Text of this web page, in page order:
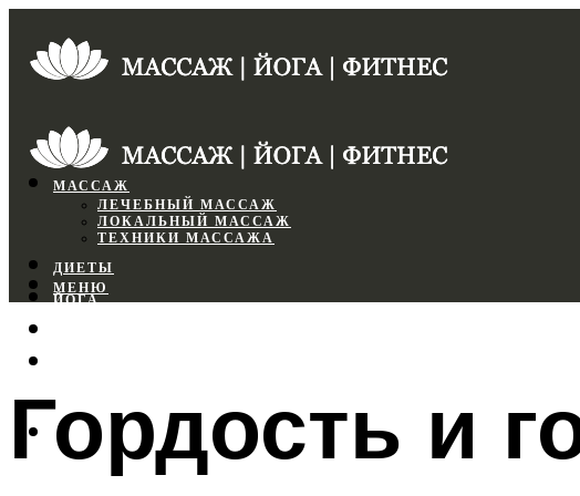
МАССАЖ
ЛЕЧЕБНЫЙ МАССАЖ
ЛОКАЛЬНЫЙ МАССАЖ
ТЕХНИКИ МАССАЖА
ДИЕТЫ
ЙОГА
МЕНЮ
МЕНЮ
Гордость и